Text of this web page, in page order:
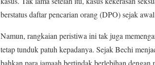
berstatus daftar pencarian orang (DPO) sejak
Namun, rangkaian peristiwa ini tak juga
tetap tunduk patuh kepadanya. Sejak Bechi
bahkan para jamaah bertindak berlebihan